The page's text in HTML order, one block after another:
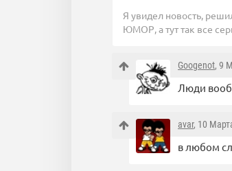
Я увидел новость,
ЮМОР, а тут так все
Googenot, 9
Люди
avar, 10
в любом